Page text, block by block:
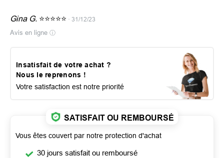
Gina G. ⭐️⭐️⭐️⭐️⭐️ · 31/12/23
Avis en ligne ⓘ
Insatisfait de votre achat ?
Nous le reprenons !
Votre satisfaction est notre priorité
SATISFAIT OU REMBOURSÉ
Vous êtes couvert par notre protection d'achat
30 jours satisfait ou remboursé